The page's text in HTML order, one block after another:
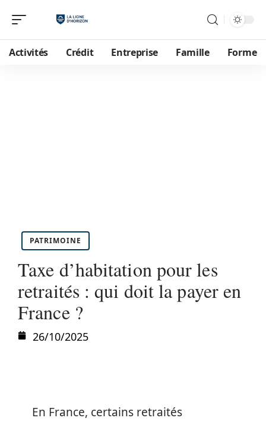
Activités Crédit Entreprise Famille Forme
PATRIMOINE
Taxe d’habitation pour les
retraités : qui doit la payer en
France ?
26/10/2025
En France, certains retraités